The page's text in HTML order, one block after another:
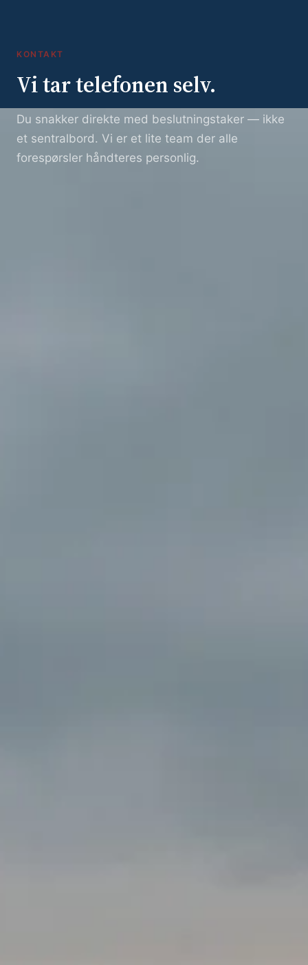
KONTAKT
Vi tar telefonen selv.
Du snakker direkte med beslutningstaker — ikke
et sentralbord. Vi er et lite team der alle
forespørsler håndteres personlig.